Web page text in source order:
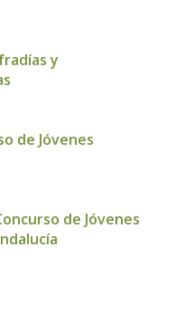
y
de Jóvenes
de Jóvenes